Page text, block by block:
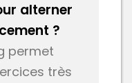
alterner
?
permet
très